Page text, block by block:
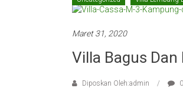
Maret 31, 2020
Villa Bagus
Diposkan Oleh:admin